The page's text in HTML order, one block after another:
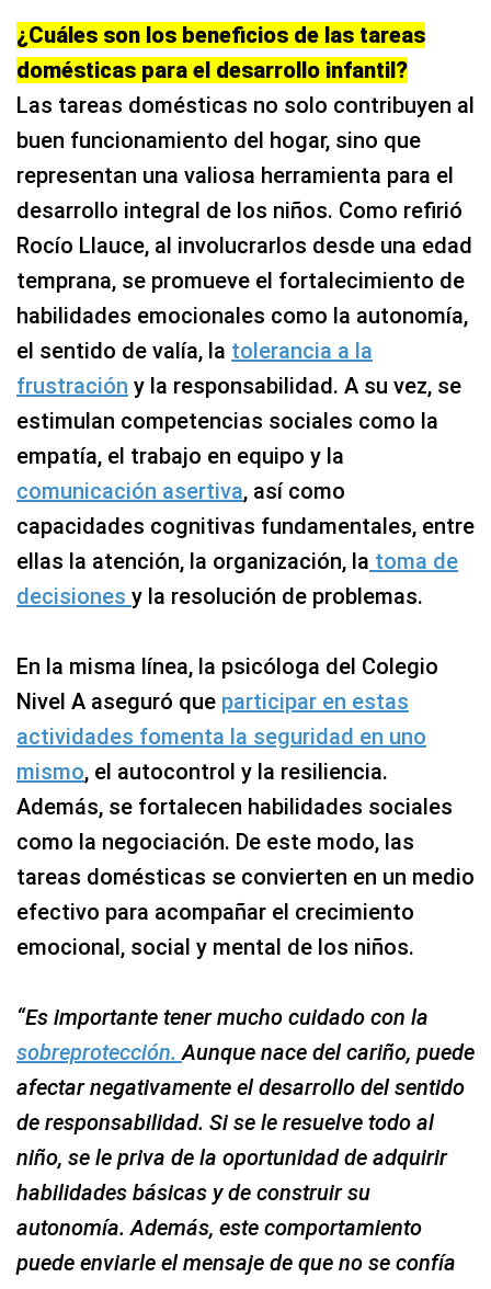
¿Cuáles son los beneficios de las tareas
domésticas para el desarrollo infantil?
Las tareas domésticas no solo contribuyen al
buen funcionamiento del hogar, sino que
representan una valiosa herramienta para el
desarrollo integral de los niños. Como refirió
Rocío Llauce, al involucrarlos desde una edad
temprana, se promueve el fortalecimiento de
habilidades emocionales como la autonomía,
el sentido de valía, la tolerancia a la
frustración y la responsabilidad. A su vez, se
estimulan competencias sociales como la
empatía, el trabajo en equipo y la
comunicación asertiva, así como
capacidades cognitivas fundamentales, entre
ellas la atención, la organización, la toma de
decisiones y la resolución de problemas.
En la misma línea, la psicóloga del Colegio
Nivel A aseguró que participar en estas
actividades fomenta la seguridad en uno
mismo, el autocontrol y la resiliencia.
Además, se fortalecen habilidades sociales
como la negociación. De este modo, las
tareas domésticas se convierten en un medio
efectivo para acompañar el crecimiento
emocional, social y mental de los niños.
“Es importante tener mucho cuidado con la
sobreprotección.Aunque nace del cariño, puede
afectar negativamente el desarrollo del sentido
de responsabilidad. Si se le resuelve todo al
niño, se le priva de la oportunidad de adquirir
habilidades básicas y de construir su
autonomía. Además, este comportamiento
puede enviarle el mensaje de que no se confía